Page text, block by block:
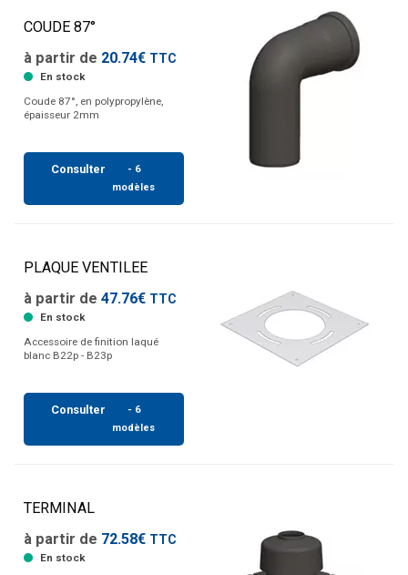
COUDE 87°
à partir de 20.74€ TTC
En stock
Coude 87°, en polypropylène,
épaisseur 2mm
Consulter
- 6
modèles
PLAQUE VENTILEE
à partir de 47.76€ TTC
En stock
Accessoire de finition laqué
blanc B22p - B23p
Consulter
- 6
modèles
TERMINAL
à partir de 72.58€ TTC
En stock